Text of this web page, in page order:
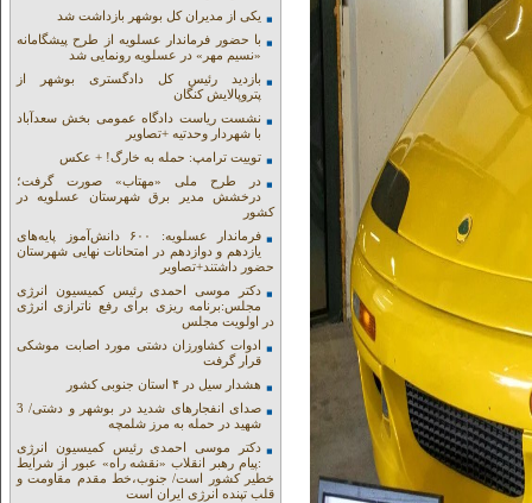
یکی از مدیران کل بوشهر بازداشت شد
با حضور فرماندار عسلویه از طرح پیشگامانه
«نسیم مهر» در عسلویه رونمایی شد
بازدید رئیس کل دادگستری بوشهر از
پتروپالایش کنگان
نشست ریاست دادگاه عمومی بخش سعدآباد
با شهردار وحدتیه +تصاویر
توییت ترامپ: حمله به خارگ! + عکس
در طرح ملی «مهتاب» صورت گرفت؛
درخشش مدیر برق شهرستان عسلویه در
کشور
فرماندار عسلویه: ۶۰۰ دانش‌آموز پایه‌های
یازدهم و دوازدهم در امتحانات نهایی شهرستان
حضور داشتند+تصاویر
دکتر موسی احمدی رئیس کمیسیون انرژی
مجلس:برنامه ریزی برای رفع ناترازی انرژی
در اولویت مجلس
ادوات کشاورزان دشتی مورد اصابت موشکی
قرار گرفت
هشدار سیل در ۴ استان جنوبی کشور
صدای انفجارهای شدید در بوشهر و دشتی/ 3
شهید در حمله به مرز شلمچه
دکتر موسی احمدی رئیس کمیسیون انرژی
:پیام رهبر انقلاب «نقشه راه» عبور از شرایط
خطیر کشور است/ جنوب،خط مقدم مقاومت و
قلب تپنده انرژی ایران است